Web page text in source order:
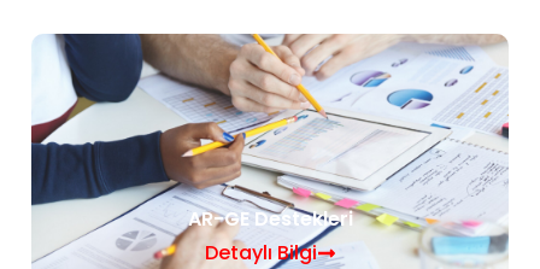
AR-GE Destekleri
Detaylı Bilgi